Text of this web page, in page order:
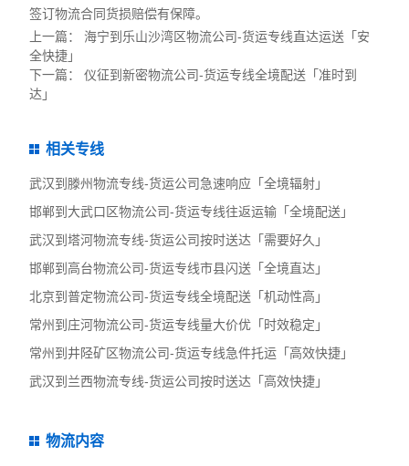
签订物流合同货损赔偿有保障。
上一篇： 海宁到乐山沙湾区物流公司-货运专线直达运送「安
全快捷」
下一篇：仪征到新密物流公司-货运专线全境配送「准时到
达」
相关专线
武汉到滕州物流专线-货运公司急速响应「全境辐射」
邯郸到大武口区物流公司-货运专线往返运输「全境配送」
武汉到塔河物流专线-货运公司按时送达「需要好久」
邯郸到高台物流公司-货运专线市县闪送「全境直达」
北京到普定物流公司-货运专线全境配送「机动性高」
常州到庄河物流公司-货运专线量大价优「时效稳定」
常州到井陉矿区物流公司-货运专线急件托运「高效快捷」
武汉到兰西物流专线-货运公司按时送达「高效快捷」
物流内容